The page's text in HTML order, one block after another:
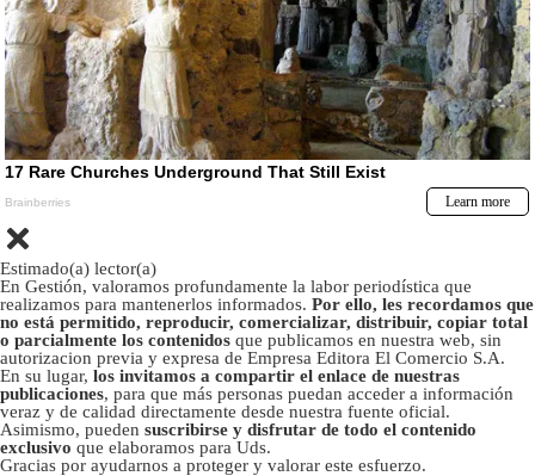
Estimado(a) lector(a)
En Gestión, valoramos profundamente la labor periodística que
realizamos para mantenerlos informados. Por ello, les recordamos que
no está permitido, reproducir, comercializar, distribuir, copiar total
o parcialmente los contenidos que publicamos en nuestra web, sin
autorizacion previa y expresa de Empresa Editora El Comercio S.A.
En su lugar, los invitamos a compartir el enlace de nuestras
publicaciones, para que más personas puedan acceder a información
veraz y de calidad directamente desde nuestra fuente oficial.
Asimismo, pueden suscribirse y disfrutar de todo el contenido
exclusivo que elaboramos para Uds.
Gracias por ayudarnos a proteger y valorar este esfuerzo.